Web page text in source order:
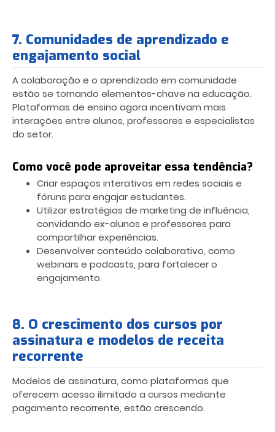
7. Comunidades de aprendizado e
engajamento social
A colaboração e o aprendizado em comunidade
estão se tornando elementos-chave na educação.
Plataformas de ensino agora incentivam mais
interações entre alunos, professores e especialistas
do setor.
Como você pode aproveitar essa tendência?
Criar espaços interativos em redes sociais e
fóruns para engajar estudantes.
Utilizar estratégias de marketing de influência,
convidando ex-alunos e professores para
compartilhar experiências.
Desenvolver conteúdo colaborativo, como
webinars e podcasts, para fortalecer o
engajamento.
8. O crescimento dos cursos por
assinatura e modelos de receita
recorrente
Modelos de assinatura, como plataformas que
oferecem acesso ilimitado a cursos mediante
pagamento recorrente, estão crescendo.